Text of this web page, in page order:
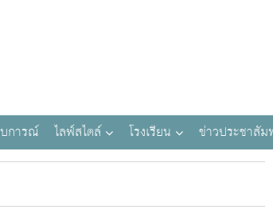
การณ์ ไลฟ์สไตล์ โรงเรียน ข่าวประชาสั